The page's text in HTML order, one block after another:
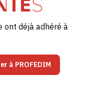
ont déjà adhéré à
à PROFEDIM